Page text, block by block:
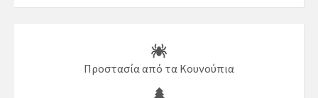
Προστασία από τα Κουνούπια